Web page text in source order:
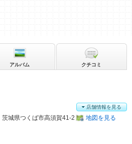
茨城県つくば市高須賀41-2 地図を見る
店舗情報を見る
アルバム クチコミ